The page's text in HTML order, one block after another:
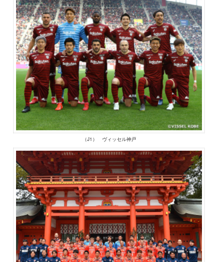
（J1） ヴィッセル神戸